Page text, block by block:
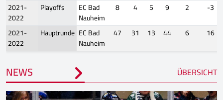
2021-
2022
Playoffs
EC Bad
Nauheim
8 4 5 9 2
-3
2021-
2022
Hauptrunde EC Bad
Nauheim
47 31 13 44 6 16
NEWS ÜBERSICHT